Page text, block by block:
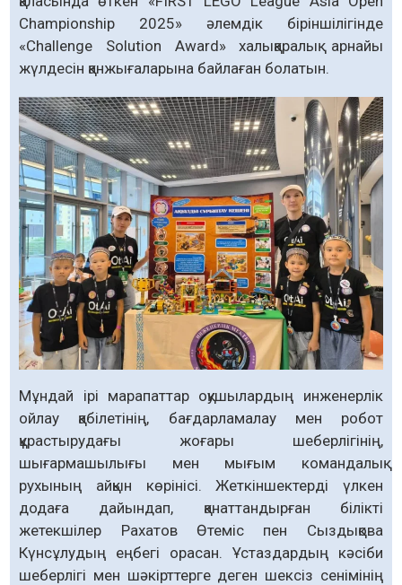
Championship 2025» әлемдік біріншілігінде
«Challenge Solution Award» халықаралық арнайы
жүлдесін қанжығаларына байлаған болатын.
Мұндай ірі марапаттар оқушылардың инженерлік
ойлау қабілетінің, бағдарламалау мен робот
құрастырудағы жоғары шеберлігінің,
шығармашылығы мен мығым командалық
рухының айқын көрінісі. Жеткіншектерді үлкен
додаға дайындап, қанаттандырған білікті
жетекшілер Рахатов Өтеміс пен Сыздықова
Күнсұлудың еңбегі орасан. Ұстаздардың кәсіби
шеберлігі мен шәкірттерге деген шексіз сенімінің